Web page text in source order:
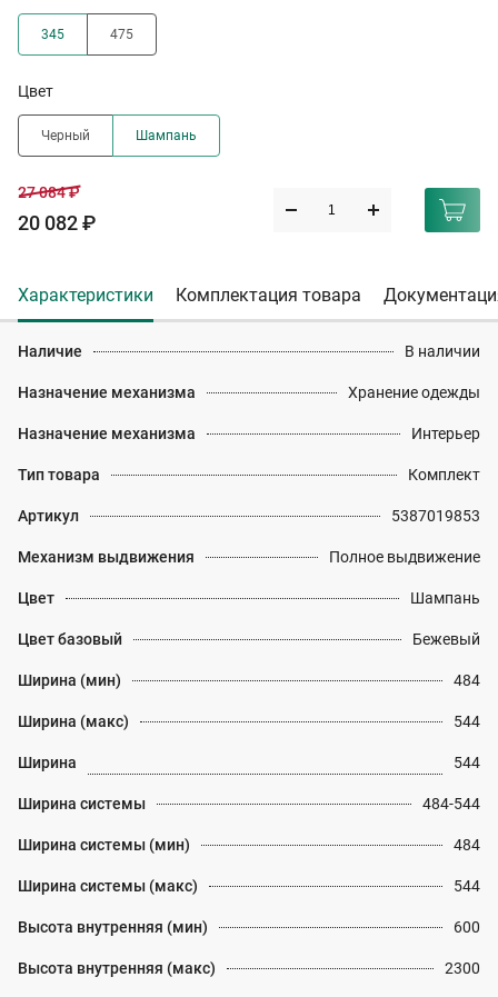
345 475
Цвет
Черный Шампань
27 084 ₽
20 082 ₽
Характеристики Комплектация товара
Наличие В наличии
Назначение механизма Хранение одежды
Назначение механизма Интерьер
Тип товара Комплект
Артикул 5387019853
Механизм выдвижения Полное выдвижение
Цвет Шампань
Цвет базовый Бежевый
Ширина (мин) 484
Ширина (макс) 544
Ширина 544
Ширина системы 484-544
Ширина системы (мин) 484
Ширина системы (макс) 544
Высота внутренняя (мин) 600
Высота внутренняя (макс) 2300